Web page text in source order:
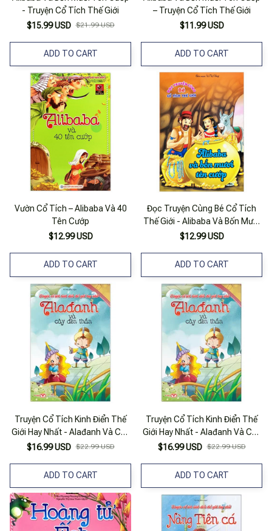
- Truyện Cổ Tích Thế Giới
$15.99 USD $21.99 USD
ADD TO CART
– Truyện Cổ Tích Thế Giới
$11.99 USD
ADD TO CART
Vườn Cổ Tích – Alibaba Và 40
Tên Cướp
$12.99 USD
ADD TO CART
Đọc Truyện Cùng Bé Cổ Tích
Thế Giới - Alibaba Và Bốn Mươi
Tên Cướp
$12.99 USD
ADD TO CART
Truyện Cổ Tích Kinh Điển Thế
Giới Hay Nhất - Alađanh Và Cây
Đèn Thân
$16.99 USD $22.99 USD
ADD TO CART
Truyện Cổ Tích Kinh Điển Thế
Giới Hay Nhất - Alađanh Và Cây
Đèn Thần
$16.99 USD $22.99 USD
ADD TO CART